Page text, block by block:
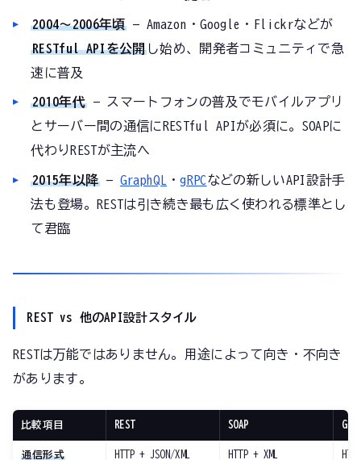
2004〜2006年頃 — Amazon・Google・Flickrなどが
RESTful APIを公開 し始め、開発者コミュニティで急
速に普及
2010年代— スマートフォンの普及でモバイルアプリ
とサーバー間の通信にRESTful APIが必須に。SOAPに
代わりRESTが主流へ
2015年以降— GraphQL ・gRPCなどの新しいAPI設計手
法も登場。RESTは引き続き最も広く使われる標準とし
て君臨
REST vs 他のAPI設計スタイル
RESTは万能ではありません。用途によって向き・不向き
があります。
比較項目 REST SOAP
通信形式 HTTP + JSON/XML HTTP + XML